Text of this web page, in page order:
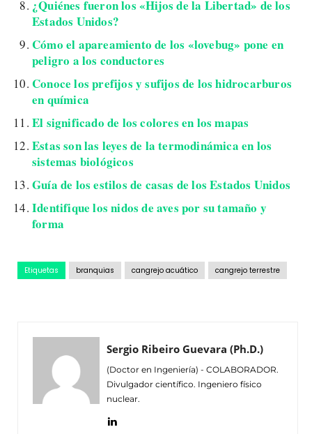
¿Quiénes fueron los «Hijos de la Libertad» de los
Estados Unidos?
Cómo el apareamiento de los «lovebug» pone en
peligro a los conductores
Conoce los prefijos y sufijos de los hidrocarburos
en química
El significado de los colores en los mapas
Estas son las leyes de la termodinámica en los
sistemas biológicos
Guía de los estilos de casas de los Estados Unidos
Identifique los nidos de aves por su tamaño y
forma
Etiquetas branquias cangrejo acuático cangrejo terrestre
Sergio Ribeiro Guevara (Ph.D.)
(Doctor en Ingeniería) - COLABORADOR.
Divulgador científico. Ingeniero físico
nuclear.